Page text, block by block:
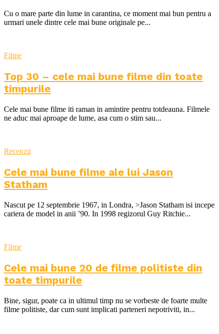
Cu o mare parte din lume in carantina, ce moment mai bun pentru a
urmari unele dintre cele mai bune originale pe...
Filme
Top 30 – cele mai bune filme din toate
timpurile
Cele mai bune filme iti raman in amintire pentru totdeauna. Filmele
ne aduc mai aproape de lume, asa cum o stim sau...
Recenzii
Cele mai bune filme ale lui Jason
Statham
Nascut pe 12 septembrie 1967, in Londra, >Jason Statham isi incepe
cariera de model in anii ’90. In 1998 regizorul Guy Ritchie...
Filme
Cele mai bune 20 de filme politiste din
toate timpurile
Bine, sigur, poate ca in ultimul timp nu se vorbeste de foarte multe
filme politiste, dar cum sunt implicati parteneri nepotriviti, in...